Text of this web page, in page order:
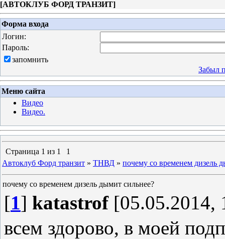
[АВТОКЛУБ ФОРД ТРАНЗИТ]
Форма входа
Логин:
Пароль:
запомнить
Забыл
Меню сайта
Видео
Видео.
Страница 1 из 1
1
Автоклуб Форд транзит » ТНВД » почему со временем дизель
почему со временем дизель дымит сильнее?
[1] katastrof[05.05.2014,
всем здорово, в моей